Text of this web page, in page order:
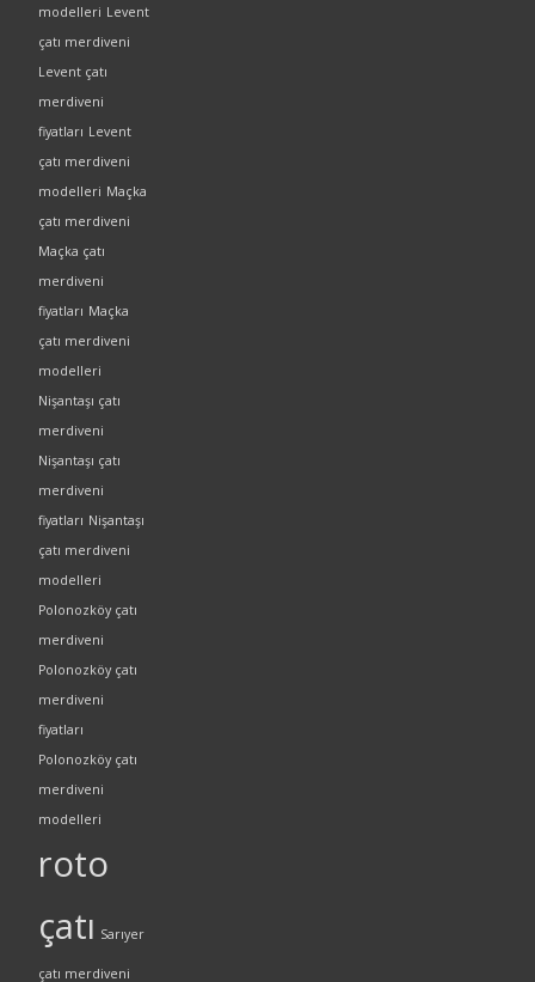
modelleri Levent
çatı merdiveni
Levent çatı
merdiveni
fiyatları Levent
çatı merdiveni
modelleri Maçka
çatı merdiveni
Maçka çatı
merdiveni
fiyatları Maçka
çatı merdiveni
modelleri
Nişantaşı çatı
merdiveni
Nişantaşı çatı
merdiveni
fiyatları Nişantaşı
çatı merdiveni
modelleri
Polonozköy çatı
merdiveni
Polonozköy çatı
merdiveni
fiyatları
Polonozköy çatı
merdiveni
modelleri
roto
çatı Sarıyer
çatı merdiveni